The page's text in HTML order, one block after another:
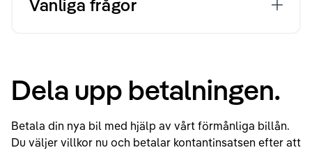
Vanliga frågor
Dela upp betalningen.
Betala din nya bil med hjälp av vårt förmånliga billån.
Du väljer villkor nu och betalar kontantinsatsen efter att